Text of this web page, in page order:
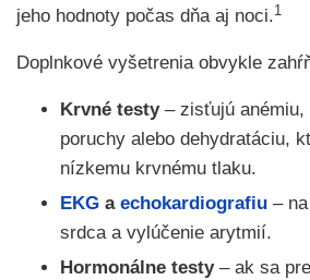
jeho hodnoty počas dňa aj noci.1
Doplnkové vyšetrenia obvykle
Krvné testy– zisťujú anémiu,
poruchy alebo dehydratáciu,
nízkemu krvnému tlaku.
EKG a echokardiografiu –
srdca a vylúčenie arytmií.
Hormonálne testy – ak sa